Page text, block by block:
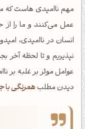
مهم ناامیدی هاست که
عمل می‌کنند و ما را از
انسان در ناامیدی،
نپذیریم و تا لحظه
عوامل موثر بر غلبه بر
دیدن مطلبهمرنگی با